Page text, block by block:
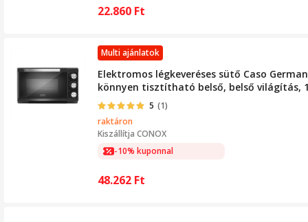
22.860 Ft
Multi ajánlatok
Elektromos légkeveréses sütő Caso
könnyen tisztítható belső, belső világítás,
5 (1)
raktáron
Kiszállítja CONOX
-10% kuponnal
48.262 Ft